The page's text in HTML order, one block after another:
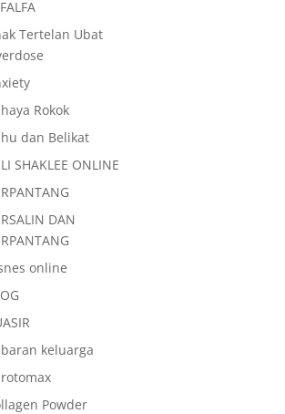
Tertelan Ubat
Rokok
dan Belikat
SHAKLEE ONLINE
DAN
online
keluarga
Powder